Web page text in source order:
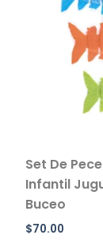
Set De
Infantil
Buceo
$70.00